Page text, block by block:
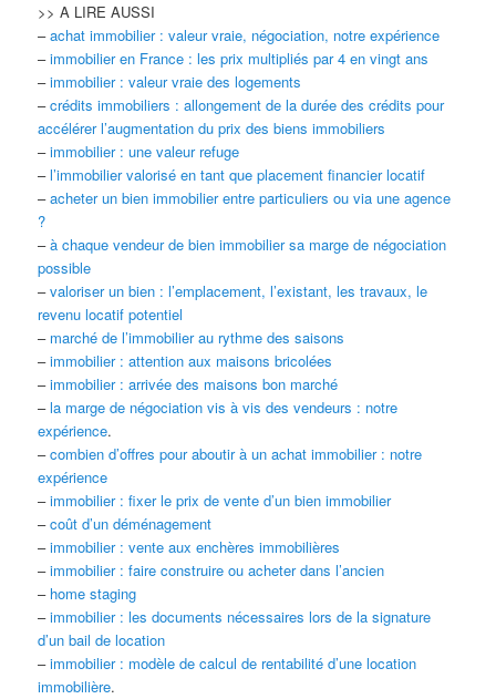
>> A LIRE AUSSI
–achat immobilier : valeur vraie, négociation, notre expérience
–immobilier en France : les prix multipliés par 4 en vingt ans
–immobilier : valeur vraie des logements
–crédits immobiliers : allongement de la durée des crédits pour
accélérer l’augmentation du prix des biens immobiliers
–immobilier : une valeur refuge
–l’immobilier valorisé en tant que placement financier locatif
–acheter un bien immobilier entre particuliers ou via une agence
?
–à chaque vendeur de bien immobilier sa marge de négociation
possible
–valoriser un bien : l’emplacement, l’existant, les travaux, le
revenu locatif potentiel
– marché de l’immobilier au rythme des saisons
–immobilier : attention aux maisons bricolées
–immobilier : arrivée des maisons bon marché
–la marge de négociation vis à vis des vendeurs : notre
expérience.
–combien d’offres pour aboutir à un achat immobilier : notre
expérience
–immobilier : fixer le prix de vente d’un bien immobilier
–coût d’un déménagement
–immobilier : vente aux enchères immobilières
–immobilier : faire construire ou acheter dans l’ancien
– home staging
–immobilier : les documents nécessaires lors de la signature
d’un bail de location
–immobilier : modèle de calcul de rentabilité d’une location
immobilière.